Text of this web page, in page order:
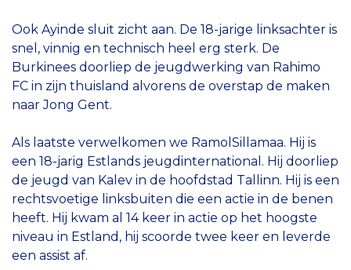
Ook Ayinde sluit zicht aan. De 18-jarige linksachter is
snel, vinnig en technisch heel erg sterk. De
Burkinees doorliep de jeugdwerking van Rahimo
FC in zijn thuisland alvorens de overstap de maken
naar Jong Gent.
Als laatste verwelkomen we RamolSillamaa. Hij is
een 18-jarig Estlands jeugdinternational. Hij doorliep
de jeugd van Kalev in de hoofdstad Tallinn. Hij is een
rechtsvoetige linksbuiten die een actie in de benen
heeft. Hij kwam al 14 keer in actie op het hoogste
niveau in Estland, hij scoorde twee keer en leverde
een assist af.